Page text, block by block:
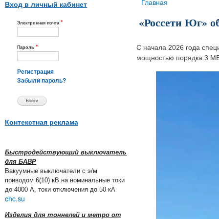
Вход в личный кабинет
Электронная почта *
Пароль *
Регистрация
Забыли пароль?
Контекстная реклама
Быстродействующий выключатель
для БАВР
Вакуумные выключатели с э/м
приводом 6(10) кВ на номинальные токи
до 4000 А, токи отключения до 50 кА
chc.su
Изделия для тоннелей и метро от
Вы здесь
Главная
«Россети Юг»
С начала 2026 года
мощностью порядка 3